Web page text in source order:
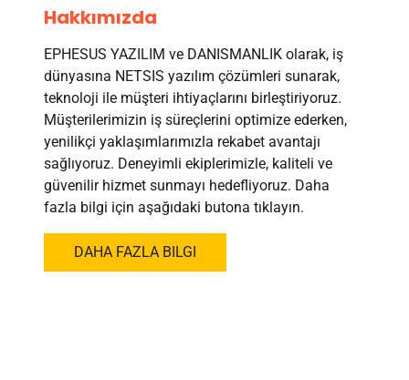
Hakkımızda
EPHESUS YAZILIM ve DANISMANLIK olarak, iş
dünyasına NETSIS yazılım çözümleri sunarak,
teknoloji ile müşteri ihtiyaçlarını birleştiriyoruz.
Müşterilerimizin iş süreçlerini optimize ederken,
yenilikçi yaklaşımlarımızla rekabet avantajı
sağlıyoruz. Deneyimli ekiplerimizle, kaliteli ve
güvenilir hizmet sunmayı hedefliyoruz. Daha
fazla bilgi için aşağıdaki butona tıklayın.
DAHA FAZLA BILGI